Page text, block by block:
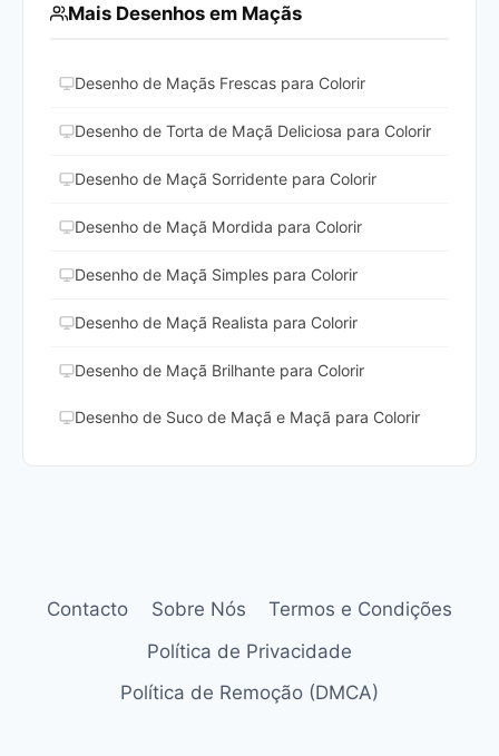
Mais Desenhos em Maçãs
Desenho de Maçãs Frescas para Colorir
Desenho de Torta de Maçã Deliciosa para Colorir
Desenho de Maçã Sorridente para Colorir
Desenho de Maçã Mordida para Colorir
Desenho de Maçã Simples para Colorir
Desenho de Maçã Realista para Colorir
Desenho de Maçã Brilhante para Colorir
Desenho de Suco de Maçã e Maçã para Colorir
Contacto Sobre Nós
Termos e Condições
Política de Privacidade
Política de Remoção (DMCA)